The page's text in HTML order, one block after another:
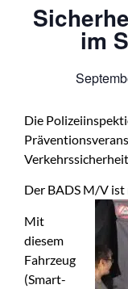
im
Die
Der BADS M/V
Mit
diesem
Fahrzeug
(Smart-